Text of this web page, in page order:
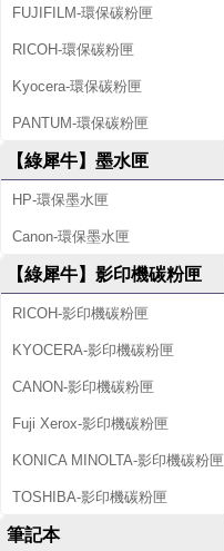
FUJIFILM-環保碳粉匣
RICOH-環保碳粉匣
Kyocera-環保碳粉匣
PANTUM-環保碳粉匣
【綠犀牛】墨水匣
HP-環保墨水匣
Canon-環保墨水匣
【綠犀牛】影印機碳粉匣
RICOH-影印機碳粉匣
KYOCERA-影印機碳粉匣
CANON-影印機碳粉匣
Fuji Xerox-影印機碳粉匣
KONICA MINOLTA-影印機碳粉匣
TOSHIBA-影印機碳粉匣
筆記本